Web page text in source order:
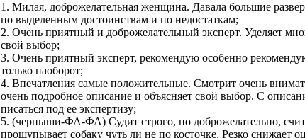
1. Милая, доброжелательная женщина. Давала большие
по выделенным достоинствам и по недостаткам;
2. Очень приятный и доброжелательный эксперт. Уделяет
свой выбор;
3. Очень приятный эксперт, рекомендую особенно
только наоборот;
4. Впечатления самые положительные. Смотрит очень
очень подробное описание и объясняет свой выбор. С
писаться под ее экспертизу;
5. (черныши-ФА-ФА) Судит строго, но доброжелательно,
прощупывает собаку чуть ли не по косточке. Резко снижает